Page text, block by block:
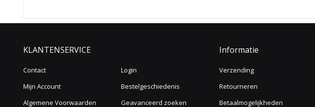
KLANTENSERVICE
Contact
Mijn Account
Algemene Voorwaarden
Login
Bestelgeschiedenis
Geavanceerd zoeken
Informatie
Verzending
Retourneren
Betaalmogelijkheden